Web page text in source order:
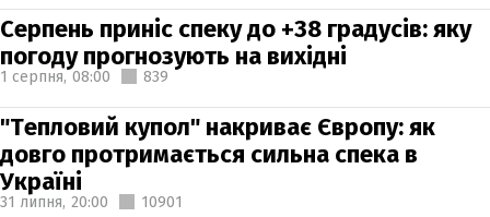
Серпень приніс спеку до +38 градусів: яку
погоду прогнозують на вихідні
1 серпня, 08:00 839
"Тепловий купол" накриває Європу: як
довго протримається сильна спека в
Україні
31 липня, 20:00 10901